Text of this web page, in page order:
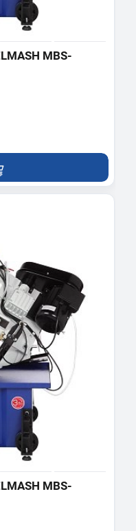
MBS-
MBS-